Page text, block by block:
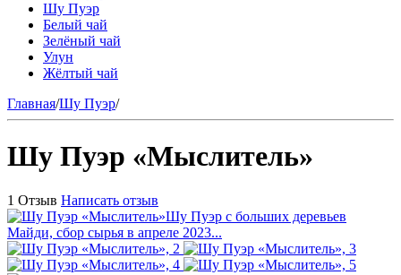
Шу Пуэр
Белый чай
Зелёный чай
Улун
Жёлтый чай
Главная/Шу Пуэр/
Шу Пуэр «Мыслитель»
1 Отзыв Написать отзыв